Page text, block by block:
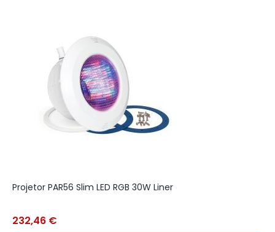
Projetor PAR56 Slim LED RGB 30W Liner
232,46 €